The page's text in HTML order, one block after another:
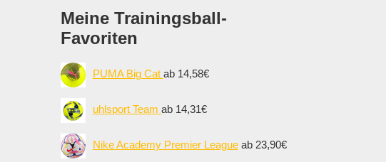
Meine Trainingsball-
Favoriten
PUMA Big Cat ab 14,58€
uhlsport Team ab 14,31€
Nike Academy Premier Leagueab 23,90€